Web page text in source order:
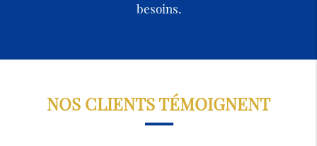
besoins.
NOS CLIENTS TÉMOIGNENT